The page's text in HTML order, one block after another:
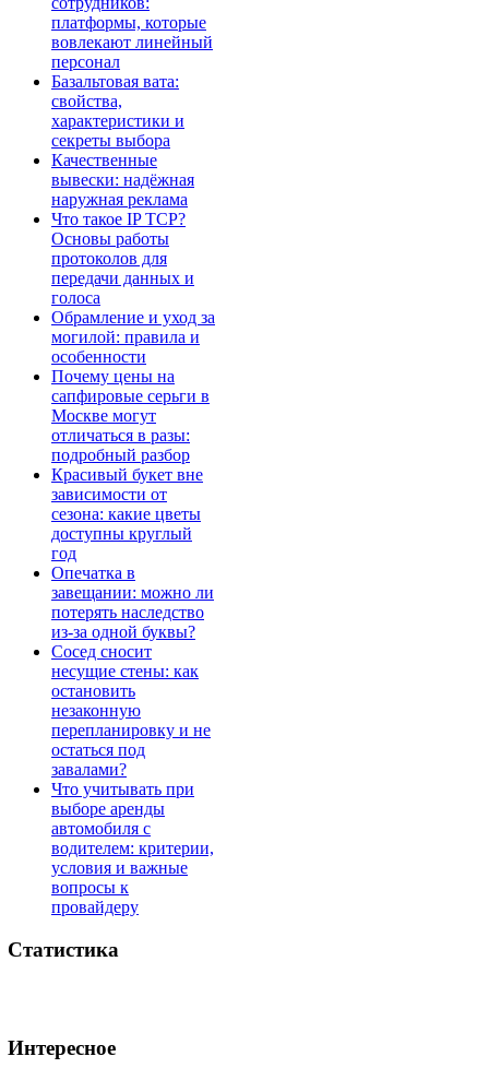
платформы, которые
вовлекают линейный
персонал
Базальтовая вата:
свойства,
характеристики и
секреты выбора
Качественные
вывески: надёжная
наружная реклама
Что такое IP TCP?
Основы работы
протоколов для
передачи данных и
голоса
Обрамление и уход за
могилой: правила и
особенности
Почему цены на
сапфировые серьги в
Москве могут
отличаться в разы:
подробный разбор
Красивый букет вне
зависимости от
сезона: какие цветы
доступны круглый
год
Опечатка в
завещании: можно ли
потерять наследство
из-за одной буквы?
Сосед сносит
несущие стены: как
остановить
незаконную
перепланировку и не
остаться под
завалами?
Что учитывать при
выборе аренды
автомобиля с
водителем: критерии,
условия и важные
вопросы к
провайдеру
Статистика
Интересное